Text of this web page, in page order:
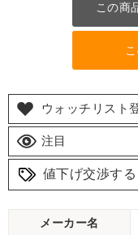
この商
ウォッチリスト
注目
値下げ交渉する
メーカー名